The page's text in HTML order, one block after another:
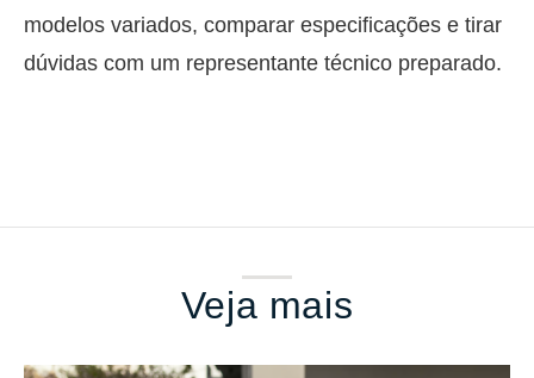
modelos variados, comparar especificações e tirar
dúvidas com um representante técnico preparado.
Veja mais